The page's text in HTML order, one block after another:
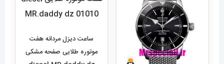
ساعت دیزل مردانه هفت
موتوره طلایی صفحه مشکی